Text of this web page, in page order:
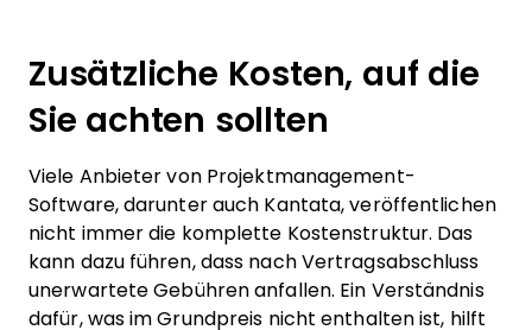
Zusätzliche Kosten, auf die
Sie achten sollten
Viele Anbieter von Projektmanagement-
Software, darunter auch Kantata, veröffentlichen
nicht immer die komplette Kostenstruktur. Das
kann dazu führen, dass nach Vertragsabschluss
unerwartete Gebühren anfallen. Ein Verständnis
dafür, was im Grundpreis nicht enthalten ist, hilft